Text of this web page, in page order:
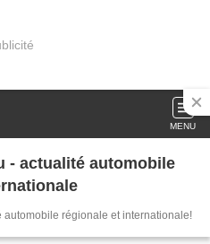
MENU
- actualité automobile
automobile régionale et internationale!